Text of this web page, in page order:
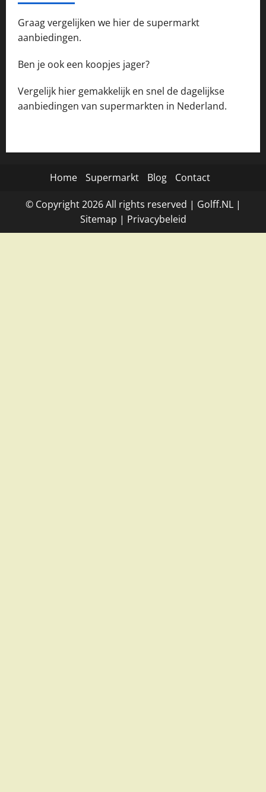
Graag vergelijken we hier de supermarkt
aanbiedingen.
Ben je ook een koopjes jager?
Vergelijk hier gemakkelijk en snel de dagelijkse
aanbiedingen van supermarkten in Nederland.
Home Supermarkt Blog Contact
© Copyright2026All rights reserved | Golff.NL|
Sitemap | Privacybeleid